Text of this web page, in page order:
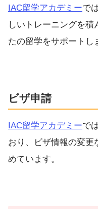
IAC留学アカデミーで
しいトレーニングを
たの留学をサポートし
ビザ申請
IAC留学アカデミーで
おり、ビザ情報の変更
めています。